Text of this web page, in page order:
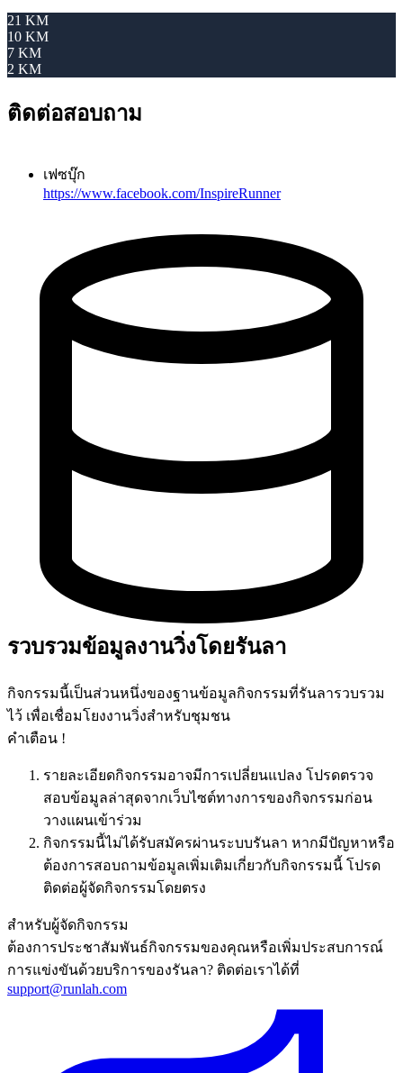
21 KM
10 KM
7 KM
2 KM
ติดต่อสอบถาม
เฟซบุ๊ก
https://www.facebook.com/InspireRunner
รวบรวมข้อมูลงานวิ่งโดยรันลา
กิจกรรมนี้เป็นส่วนหนึ่งของฐานข้อมูลกิจกรรมที่รันลารวบรวม
ไว้ เพื่อเชื่อมโยงงานวิ่งสำหรับชุมชน
คำเตือน !
รายละเอียดกิจกรรมอาจมีการเปลี่ยนแปลง โปรดตรวจ
สอบข้อมูลล่าสุดจากเว็บไซต์ทางการของกิจกรรมก่อน
วางแผนเข้าร่วม
กิจกรรมนี้ไม่ได้รับสมัครผ่านระบบรันลา หากมีปัญหาหรือ
ต้องการสอบถามข้อมูลเพิ่มเติมเกี่ยวกับกิจกรรมนี้ โปรด
ติดต่อผู้จัดกิจกรรมโดยตรง
สำหรับผู้จัดกิจกรรม
ต้องการประชาสัมพันธ์กิจกรรมของคุณหรือเพิ่มประสบการณ์
การแข่งขันด้วยบริการของรันลา? ติดต่อเราได้ที่
support@runlah.com